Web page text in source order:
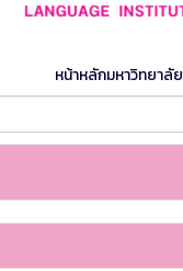
หน้าหลักมหาวิทยาลัย